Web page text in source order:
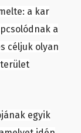
a kar
a
céljuk olyan
egyik